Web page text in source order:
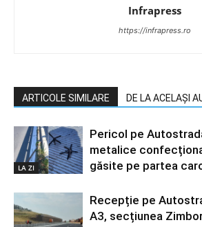
Infrapress
https://infrapress.ro
ARTICOLE SIMILARE DE LA ACELAȘI
LA ZI
Pericol pe
metalice
găsite pe partea
Recepție pe
A3, secțiunea